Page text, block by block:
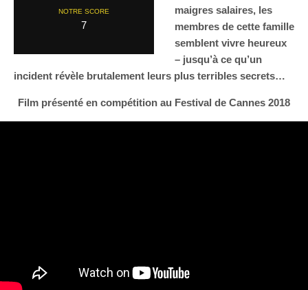
NOTRE SCORE
7
maigres salaires, les
membres de cette famille
semblent vivre heureux
– jusqu’à ce qu’un
incident révèle brutalement leurs plus terribles secrets…
Film présenté en compétition au Festival de Cannes 2018